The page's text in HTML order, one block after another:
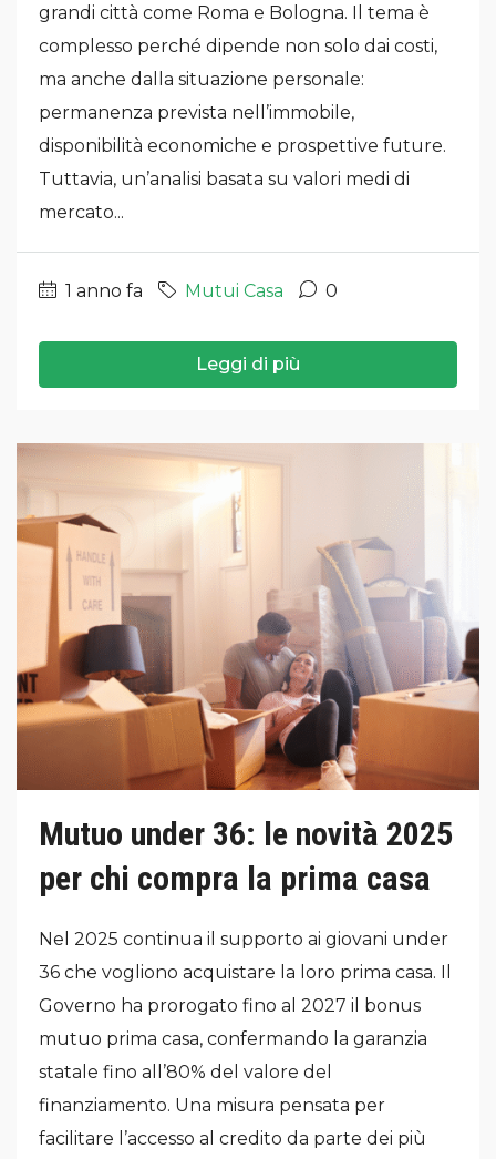
grandi città come Roma e Bologna. Il tema è
complesso perché dipende non solo dai costi,
ma anche dalla situazione personale:
permanenza prevista nell’immobile,
disponibilità economiche e prospettive future.
Tuttavia, un’analisi basata su valori medi di
mercato...
1 anno fa Mutui Casa 0
Leggi di più
Mutuo under 36: le novità 2025
per chi compra la prima casa
Nel 2025 continua il supporto ai giovani under
36 che vogliono acquistare la loro prima casa. Il
Governo ha prorogato fino al 2027 il bonus
mutuo prima casa, confermando la garanzia
statale fino all’80% del valore del
finanziamento. Una misura pensata per
facilitare l’accesso al credito da parte dei più